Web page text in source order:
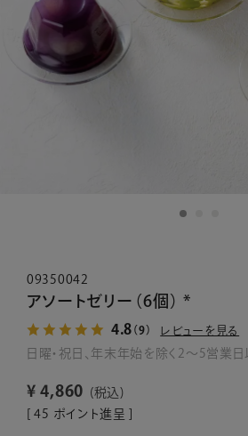
09350042
アソートゼリー（6個） *
4.8 （9） レビューを見る
日曜・祝日、年末年始を除く2～5営業
¥ 4,860
税込
45 ポイント進呈 ]